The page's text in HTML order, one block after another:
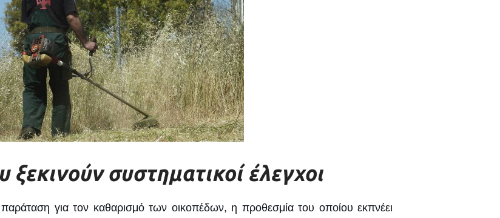
ξεκινούν συστηματικοί έλεγχοι
για τον καθαρισμό των οικοπέδων, η προθεσμία του οποίου εκπνέει